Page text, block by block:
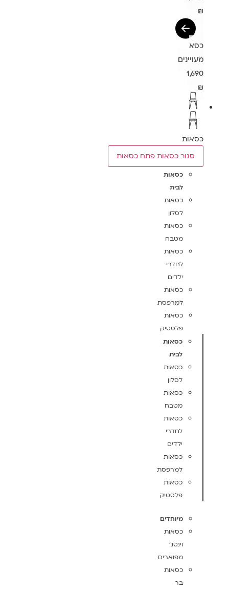
₪
כסא
מעויינים
1,690
₪
כסאות
סגור כסאות פתח כסאות
כסאות
לבית
כסאות
לסלון
כסאות
מטבח
כסאות
לחדרי
ילדים
כסאות
למרפסת
כסאות
פלסטיק
כסאות
לבית
כסאות
לסלון
כסאות
מטבח
כסאות
לחדרי
ילדים
כסאות
למרפסת
כסאות
פלסטיק
מיוחדים
כסאות
וינטג'
מפוארים
כסאות
בר